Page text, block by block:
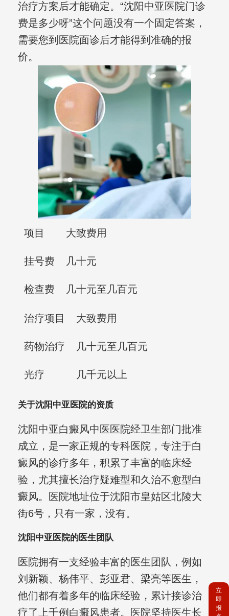
治疗方案后才能确定。“沈阳中亚医院门诊
费是多少呀”这个问题没有一个固定答案，
需要您到医院面诊后才能得到准确的报
价。
项目 大致费用
挂号费 几十元
检查费 几十元至几百元
治疗项目 大致费用
药物治疗 几十元至几百元
光疗 几千元以上
关于沈阳中亚医院的资质
沈阳中亚白癜风中医医院经卫生部门批准
成立，是一家正规的专科医院，专注于白
癜风的诊疗多年，积累了丰富的临床经
验，尤其擅长治疗疑难型和久治不愈型白
癜风。医院地址位于沈阳市皇姑区北陵大
街6号，只有一家，没有。
沈阳中亚医院的医生团队
医院拥有一支经验丰富的医生团队，例如
刘新颖、杨伟平、彭亚君、梁亮等医生，
他们都有着多年的临床经验，累计接诊治
疗了上千例白癜风患者。医院坚持医生长
立
即
报